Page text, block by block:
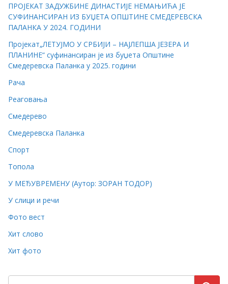
ПРОЈЕКАТ ЗАДУЖБИНЕ ДИНАСТИЈЕ НЕМАЊИЋА ЈЕ
СУФИНАНСИРАН ИЗ БУЏЕТА ОПШТИНЕ СМЕДЕРЕВСКА
ПАЛАНКА У 2024. ГОДИНИ
Пројекат„ЛЕТУЈМО У СРБИЈИ – НАЈЛЕПША ЈЕЗЕРА И
ПЛАНИНЕ“ суфинансиран је из буџета Општине
Смедеревска Паланка у 2025. години
Рача
Реаговања
Смедерево
Смедеревска Паланка
Спорт
Топола
У МЕЂУВРЕМЕНУ (Аутор: ЗОРАН ТОДОР)
У слици и речи
Фото вест
Хит слово
Хит фото